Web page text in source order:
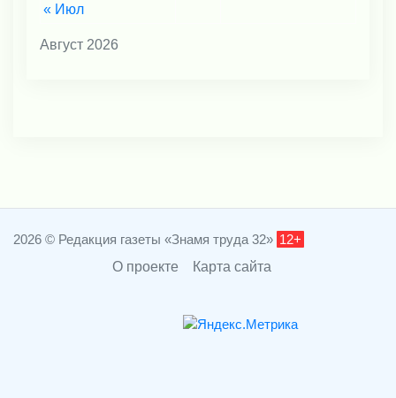
Август 2026
« Июл
2026 © Редакция газеты «Знамя труда 32» 12+
О проекте
Карта сайта